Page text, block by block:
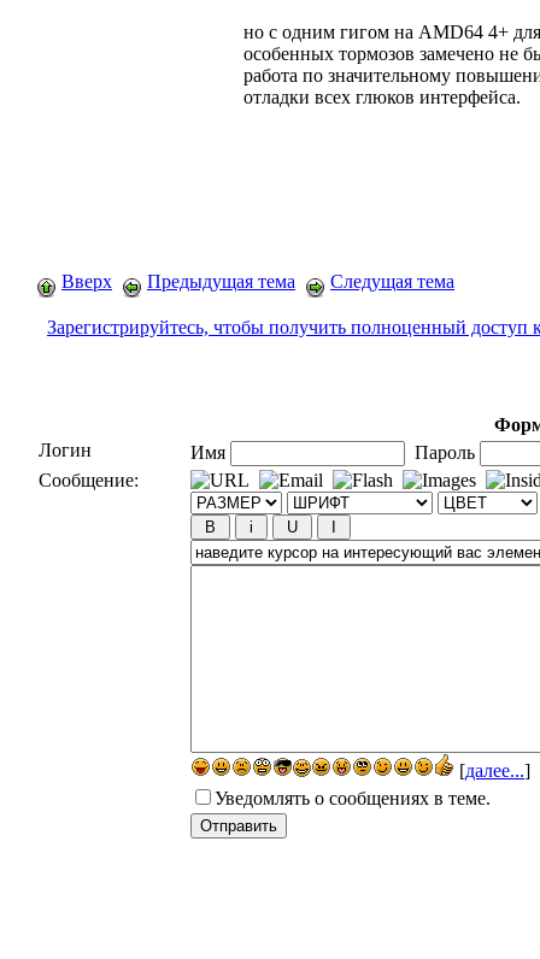
но с одним гигом на AMD64 4+
особенных тормозов замечено не
работа по значительному
отладки всех глюков интерфейса.
Вверх Предыдущая тема Следущая тема
Зарегистрируйтесь, чтобы получить полноценный доступ
Логин
Имя
Пароль
Сообщение:
[далее...]
Уведомлять о сообщениях в теме.